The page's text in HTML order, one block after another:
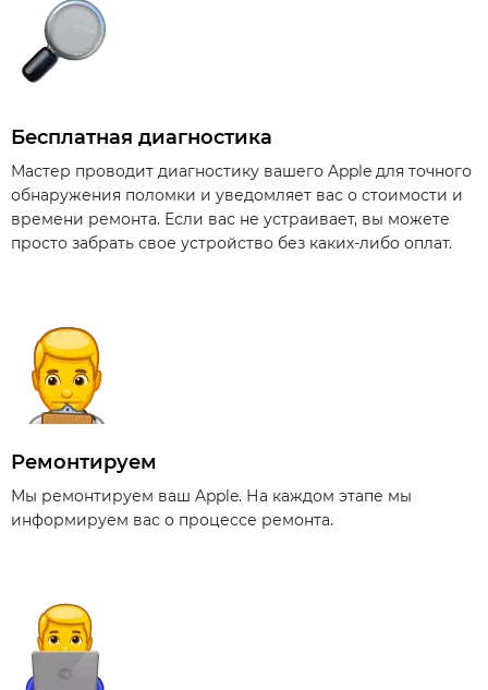
Бесплатная диагностика
Мастер проводит диагностику вашего Apple для точного
обнаружения поломки и уведомляет вас о стоимости и
времени ремонта. Если вас не устраивает, вы можете
просто забрать свое устройство без каких-либо оплат.
Ремонтируем
Мы ремонтируем ваш Apple. На каждом этапе мы
информируем вас о процессе ремонта.